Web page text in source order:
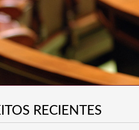
RECIENTES